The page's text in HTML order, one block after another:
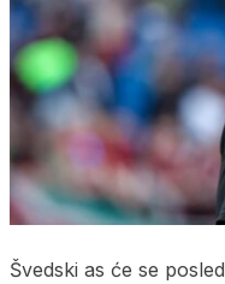
Švedski as će se